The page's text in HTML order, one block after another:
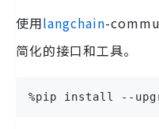
使用langchain-
简化的接口和工具。
%pip install --